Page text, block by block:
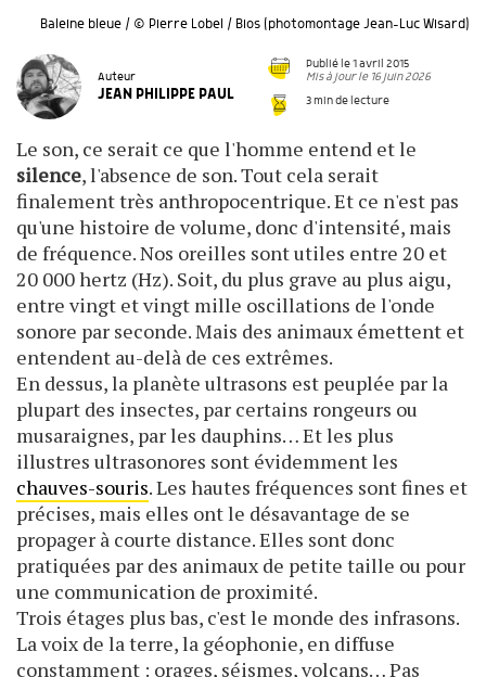
Baleine bleue / © Pierre Lobel / Bios (photomontage Jean-Luc Wisard)
Auteur
JEAN PHILIPPE PAUL
Publié le 1 avril 2015
Mis à jour le 16 juin 2026
3 min de lecture
Le son, ce serait ce que l'homme entend et le
silence, l'absence de son. Tout cela serait
finalement très anthropocentrique. Et ce n'est pas
qu'une histoire de volume, donc d'intensité, mais
de fréquence. Nos oreilles sont utiles entre 20 et
20 000 hertz (Hz). Soit, du plus grave au plus aigu,
entre vingt et vingt mille oscillations de l'onde
sonore par seconde. Mais des animaux émettent et
entendent au-delà de ces extrêmes.
En dessus, la planète ultrasons est peuplée par la
plupart des insectes, par certains rongeurs ou
musaraignes, par les dauphins… Et les plus
illustres ultrasonores sont évidemment les
chauves-souris. Les hautes fréquences sont fines et
précises, mais elles ont le désavantage de se
propager à courte distance. Elles sont donc
pratiquées par des animaux de petite taille ou pour
une communication de proximité.
Trois étages plus bas, c'est le monde des infrasons.
La voix de la terre, la géophonie, en diffuse
constamment : orages, séismes, volcans… Pas